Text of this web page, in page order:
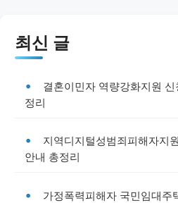
최신 글
결혼이민자 역량강화지원
정리
지역디지털성범죄피해자지
안내 총정리
가정폭력피해자 국민임대주